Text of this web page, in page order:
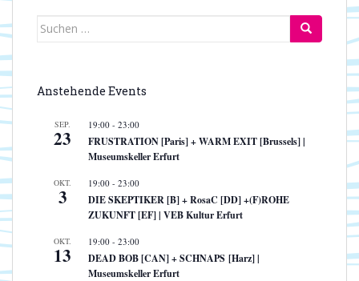
Suchen
Anstehende Events
SEP.
23
19:00 - 23:00
FRUSTRATION [Paris] + WARM EXIT [Brussels] |
Museumskeller Erfurt
OKT.
3
19:00 - 23:00
DIE SKEPTIKER [B] + RosaC [DD] +(F)ROHE
ZUKUNFT [EF] | VEB Kultur Erfurt
OKT.
13
19:00 - 23:00
DEAD BOB [CAN] + SCHNAPS [Harz] |
Museumskeller Erfurt